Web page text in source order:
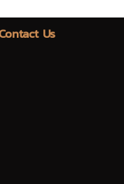
Us